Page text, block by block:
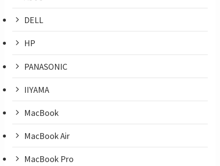
DELL
HP
PANASONIC
IIYAMA
MacBook
MacBook Air
MacBook Pro